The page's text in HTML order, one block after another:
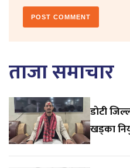
ताजा समाचार
डाेटी
खड्का